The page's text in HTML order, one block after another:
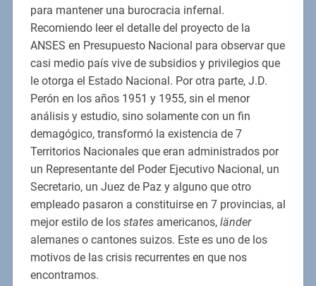
para mantener una burocracia infernal.
Recomiendo leer el detalle del proyecto de la
ANSES en Presupuesto Nacional para observar que
casi medio país vive de subsidios y privilegios que
le otorga el Estado Nacional. Por otra parte, J.D.
Perón en los años 1951 y 1955, sin el menor
análisis y estudio, sino solamente con un fin
demagógico, transformó la existencia de 7
Territorios Nacionales que eran administrados por
un Representante del Poder Ejecutivo Nacional, un
Secretario, un Juez de Paz y alguno que otro
empleado pasaron a constituirse en 7 provincias, al
mejor estilo de los statesamericanos, länder
alemanes o cantones suizos. Este es uno de los
motivos de las crisis recurrentes en que nos
encontramos.